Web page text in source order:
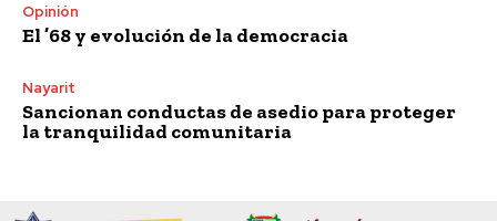
Opinión
El ’68 y evolución de la democracia
Nayarit
Sancionan conductas de asedio para proteger
la tranquilidad comunitaria